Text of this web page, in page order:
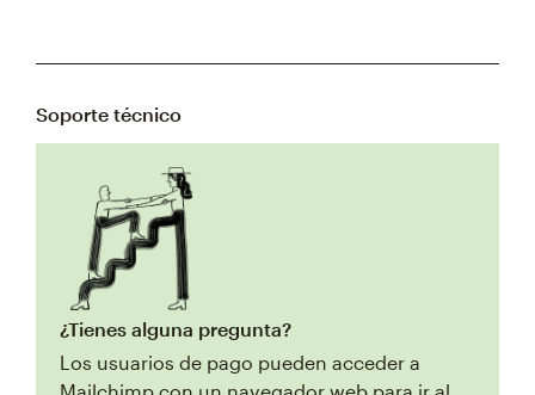
Soporte técnico
¿Tienes alguna pregunta?
Los usuarios de pago pueden acceder a